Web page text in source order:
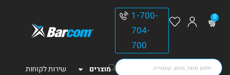
0
1-700-
704-
700
מוצרים
שירות לקוחות